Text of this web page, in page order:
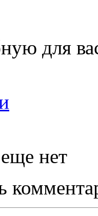
для
нет